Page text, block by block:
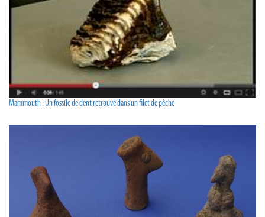
Mammouth : Un fossile de dent retrouvé dans un filet de pêche